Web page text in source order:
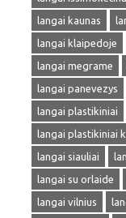
langai kaunas
langai klaipedoje
langai megrame
langai panevezys
langai plastikiniai
langai plastikiniai
langai siauliai
langai su orlaide
langai vilnius